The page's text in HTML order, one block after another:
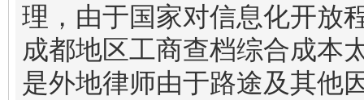
理，由于国家对信息化开放
成都地区工商查档综合成本
是外地律师由于路途及其他